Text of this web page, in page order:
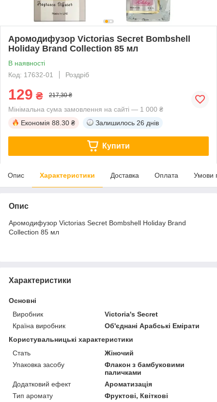
Аромодифузор Victorias Secret Bombshell
Holiday Brand Collection 85 мл
В наявності
Код: 17632-01
Роздріб
129 ₴ 217,30 ₴
Мінімальна сума замовлення на сайті — 1 000 ₴
Економія 88.30 ₴ Залишилось 26 днів
Купити
Опис Характеристики Доставка Оплата Умови
Опис
Аромодифузор Victorias Secret Bombshell Holiday Brand
Collection 85 мл
Характеристики
Основні
Виробник
Victoria's Secret
Країна виробник
Об'єднані Арабські Емірати
Користувальницькі характеристики
Стать
Жіночий
Упаковка засобу
Флакон з бамбуковими
паличками
Додатковий ефект
Ароматизація
Тип аромату
Фруктові, Квіткові